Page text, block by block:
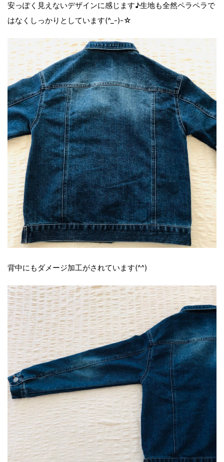
安っぽく見えないデザインに感じます♪生地も全然ペラペラで
はなくしっかりとしています(^_-)-☆
背中にもダメージ加工がされています(^^)